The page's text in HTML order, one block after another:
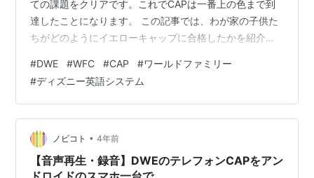
ての課題をクリアです。これでCAPは一番上の色まで到
達したことになります。 この記事では、わが家の子供た
ちがどのようにイエローキャップに合格したかを紹介し
Pre Lesson10・11 イエローキャップのReviewはすべて
歌 Revew10「The Zebra」がおすすめ Revew11「When
You‘re Deteective」は映像に合わせて歌いやすい
Revew12「If I Had the Sorcerer’s Magic H…
#DWE #WFC #CAP #ワールドファミリー
#ディズニー英語システム
ノビコト • 4年前
【音声再生・録音】DWEのテレフォンCAPをアン